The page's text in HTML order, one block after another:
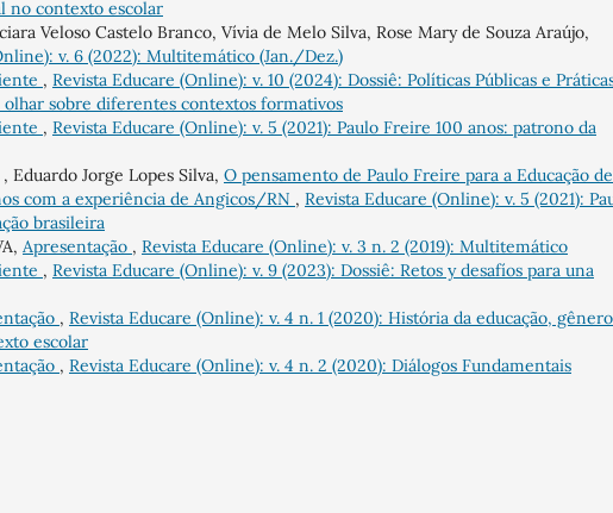
no contexto escolar
Veloso Castelo Branco, Vívia de Melo Silva, Rose Mary de Souza Araújo,
v. 6 (2022): Multitemático (Jan./Dez.)
, Revista Educare (Online): v. 10 (2024): Dossiê: Políticas Públicas e
sobre diferentes contextos formativos
, Revista Educare (Online): v. 5 (2021): Paulo Freire 100 anos: patrono da
Eduardo Jorge Lopes Silva, O pensamento de Paulo Freire para a Educação de
com a experiência de Angicos/RN , Revista Educare (Online): v. 5 (2021):
brasileira
Apresentação , Revista Educare (Online): v. 3 n. 2 (2019): Multitemático
, Revista Educare (Online): v. 9 (2023): Dossiê: Retos y desafíos para una
, Revista Educare (Online): v. 4 n. 1 (2020): História da educação,
escolar
, Revista Educare (Online): v. 4 n. 2 (2020): Diálogos Fundamentais